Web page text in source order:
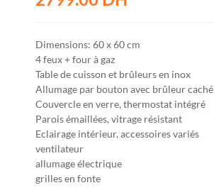
Dimensions: 60 x 60 cm
4 feux + four à gaz
Table de cuisson et brûleurs en inox
Allumage par bouton avec brûleur caché
Couvercle en verre, thermostat intégré
Parois émaillées, vitrage résistant
Eclairage intérieur, accessoires variés
ventilateur
allumage électrique
grilles en fonte